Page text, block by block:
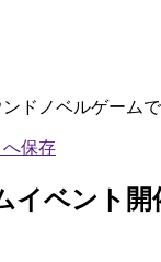
ドノベルゲームで
イベント開